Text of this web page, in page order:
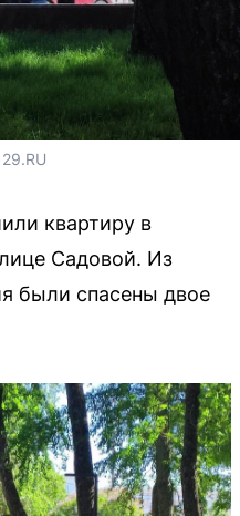
квартиру в
Садовой. Из
были спасены двое